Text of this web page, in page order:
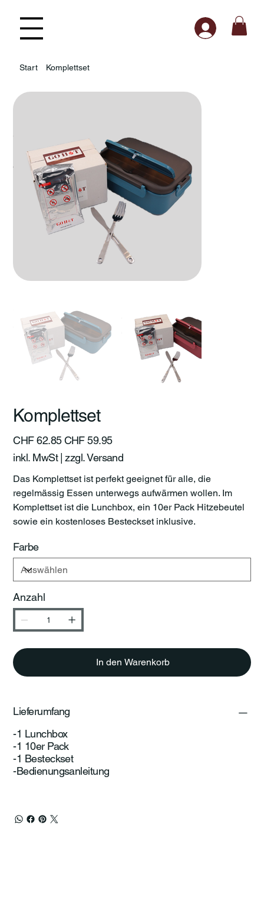
Start Komplettset
Komplettset
Ursprünglicher
Preis
CHF 62.85 Angebotspreis
CHF 59.95
inkl. MwSt zzgl. Versand
Das Komplettset ist perfekt geeignet für alle, die
regelmässig Essen unterwegs aufwärmen wollen. Im
Komplettset ist die Lunchbox, ein 10er Pack Hitzebeutel
sowie ein kostenloses Besteckset inklusive.
Farbe
Anzahl
In den Warenkorb
Lieferumfang
-1 Lunchbox
-1 10er Pack
-1 Besteckset
-Bedienungsanleitung